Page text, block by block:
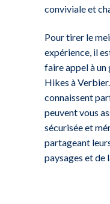
conviviale et
Pour tirer le
expérience, il
faire appel à
Hikes à
connaissent
peuvent vous
sécurisée et
partageant
paysages et de